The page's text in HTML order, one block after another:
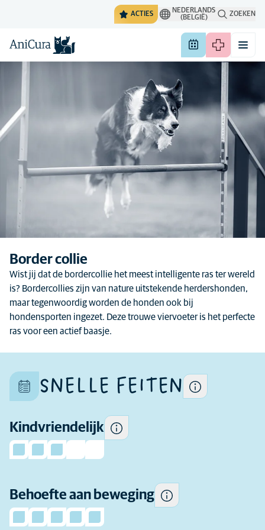
ACTIES
NEDERLANDS
(BELGIË)
ZOEKEN
Border collie
Wist jij dat de bordercollie het meest intelligente ras ter wereld
is? Bordercollies zijn van nature uitstekende herdershonden,
maar tegenwoordig worden de honden ook bij
hondensporten ingezet. Deze trouwe viervoeter is het perfecte
ras voor een actief baasje.
SNELLE FEITEN
Kindvriendelijk
Behoefte aan beweging
De algemene eigenschappen
verschillen per hond want
Sommige honden zijn over
het algemeen speelser en
socialer in de buurt van
kinderen en toleranter voor
het gedrag van kinderen dan
Hoeveel beweging heeft dit
ras dagelijks nodig.
Hoeveel ervaring als
ras te kopen.